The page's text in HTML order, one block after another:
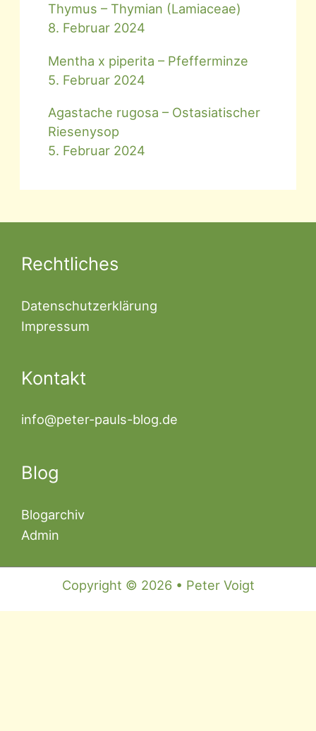
Thymus – Thymian (Lamiaceae)
8. Februar 2024
Mentha x piperita – Pfefferminze
5. Februar 2024
Agastache rugosa – Ostasiatischer
Riesenysop
5. Februar 2024
Rechtliches
Datenschutzerklärung
Impressum
Kontakt
info@peter-pauls-blog.de
Blog
Blogarchiv
Admin
Copyright © 2026 • Peter Voigt